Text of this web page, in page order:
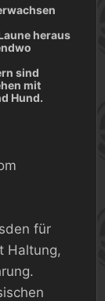
heraus
sind
mit
Hund.
für
Haltung,